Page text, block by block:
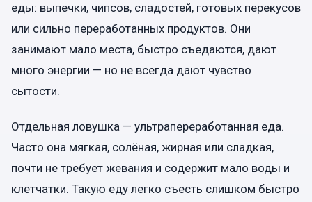
еды: выпечки, чипсов, сладостей, готовых перекусов
или сильно переработанных продуктов. Они
занимают мало места, быстро съедаются, дают
много энергии — но не всегда дают чувство
сытости.
Отдельная ловушка — ультрапереработанная еда.
Часто она мягкая, солёная, жирная или сладкая,
почти не требует жевания и содержит мало воды и
клетчатки. Такую еду легко съесть слишком быстро